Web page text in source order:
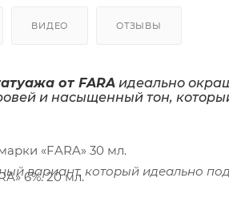
ВИДЕО ОТЗЫВЫ
от FARA идеально
и насыщенный тон,
вариант, который идеально
«FARA» 30 мл.
6%. 20 мл.